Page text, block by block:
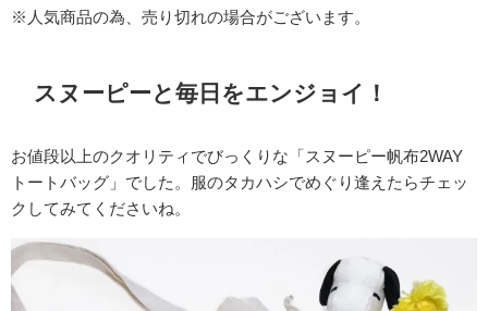
※人気商品の為、売り切れの場合がございます。
スヌーピーと毎日をエンジョイ！
お値段以上のクオリティでびっくりな「スヌーピー帆布2WAY
トートバッグ」でした。服のタカハシでめぐり逢えたらチェッ
クしてみてくださいね。